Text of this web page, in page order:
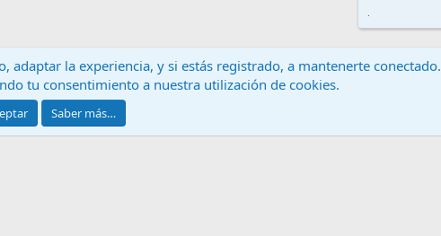
Contáctanos Términos y reglas
XenForo® © 2010-2024 XenForo Ltd.
.
adaptar la experiencia, y si estás registrado, a mantenerte conectado.
tu consentimiento a nuestra utilización de cookies.
Saber más…